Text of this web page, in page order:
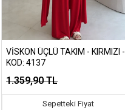
VISKON ÜÇLÜ TAKIM - KIRMIZI -
KOD: 4137
1.359,90 TL
Sepetteki Fiyat